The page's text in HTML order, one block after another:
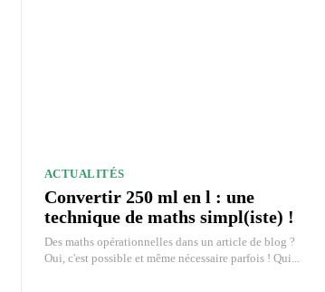
ACTUALITÉS
Convertir 250 ml en l : une
technique de maths simpl(iste) !
Des maths opérationnelles dans un article de blog ?
Oui, c'est possible et même nécessaire parfois ! Qui...